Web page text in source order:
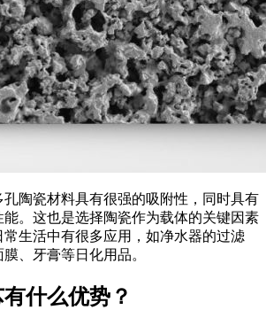
陶瓷材料具有很强的吸附性，同时具有
。这也是选择陶瓷作为载体的关键因素
生活中有很多应用，如净水器的过滤
、牙膏等日化用品。
什么优势？